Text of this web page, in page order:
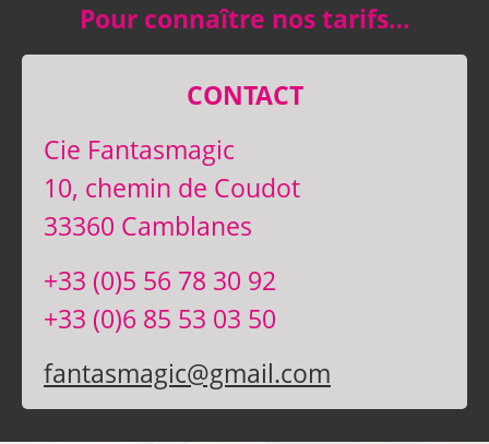
Pour connaître nos tarifs…
CONTACT
Cie Fantasmagic
10, chemin de Coudot
33360 Camblanes
+33 (0)5 56 78 30 92
+33 (0)6 85 53 03 50
fantasmagic@gmail.com